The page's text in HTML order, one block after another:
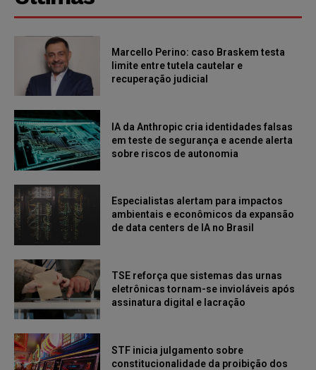
Marcello Perino: caso Braskem testa
limite entre tutela cautelar e
recuperação judicial
IA da Anthropic cria identidades falsas
em teste de segurança e acende alerta
sobre riscos de autonomia
Especialistas alertam para impactos
ambientais e econômicos da expansão
de data centers de IA no Brasil
TSE reforça que sistemas das urnas
eletrônicas tornam-se invioláveis após
assinatura digital e lacração
STF inicia julgamento sobre
constitucionalidade da proibição dos